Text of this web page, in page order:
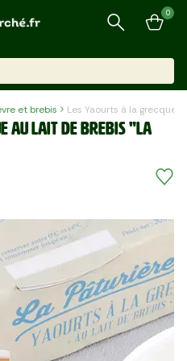
0
et brebis Les Yaourts à la grecque
au lait de brebis "La